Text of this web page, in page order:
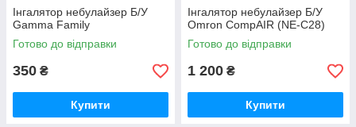
Інгалятор небулайзер Б/У
Gamma Family
Готово до відправки
350 ₴
Купити
Інгалятор небулайзер Б/У
Omron CompAIR (NE-C28)
Готово до відправки
1 200 ₴
Купити